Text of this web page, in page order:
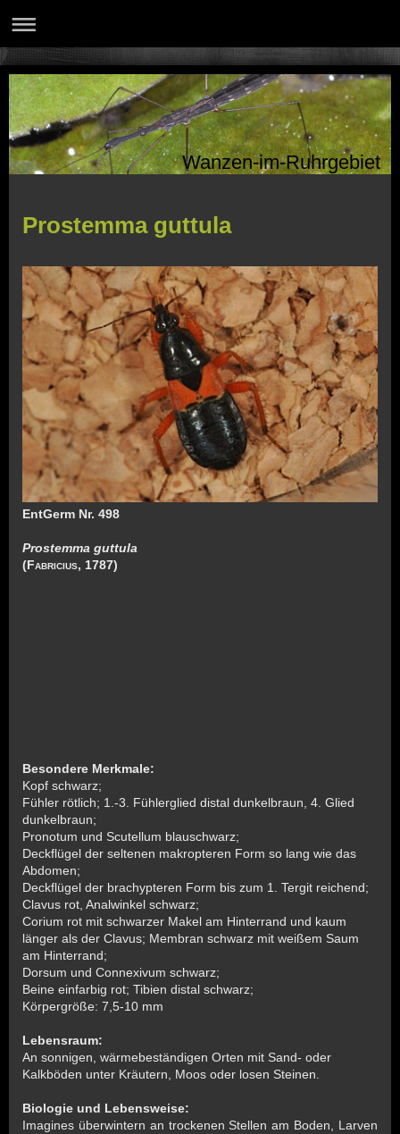
Wanzen-im-Ruhrgebiet
Prostemma guttula
EntGerm Nr. 498
Prostemma guttula
(Fabricius, 1787)
Besondere Merkmale:
Kopf schwarz;
Fühler rötlich; 1.-3. Fühlerglied distal dunkelbraun, 4. Glied
dunkelbraun;
Pronotum und Scutellum blauschwarz;
Deckflügel der seltenen makropteren Form so lang wie das
Abdomen;
Deckflügel der brachypteren Form bis zum 1. Tergit reichend;
Clavus rot, Analwinkel schwarz;
Corium rot mit schwarzer Makel am Hinterrand und kaum
länger als der Clavus; Membran schwarz mit weißem Saum
am Hinterrand;
Dorsum und Connexivum schwarz;
Beine einfarbig rot; Tibien distal schwarz;
Körpergröße: 7,5-10 mm
Lebensraum:
An sonnigen, wärmebeständigen Orten mit Sand- oder
Kalkböden unter Kräutern, Moos oder losen Steinen.
Biologie und Lebensweise:
Imagines überwintern an trockenen Stellen am Boden, Larven